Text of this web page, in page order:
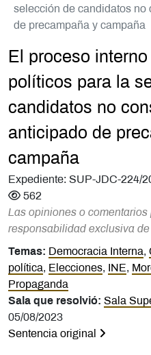
selección de candidatos no
de precampaña y campaña
El proceso
políticos para la
candidatos no
anticipado de
campaña
Expediente: SUP-JDC-224/
562
Las opiniones o comentarios
responsabilidad exclusiva
Temas: Democracia Interna,
política, Elecciones, INE ,
Propaganda
Sala que resolvió: Sala
05/08/2023
Sentencia original